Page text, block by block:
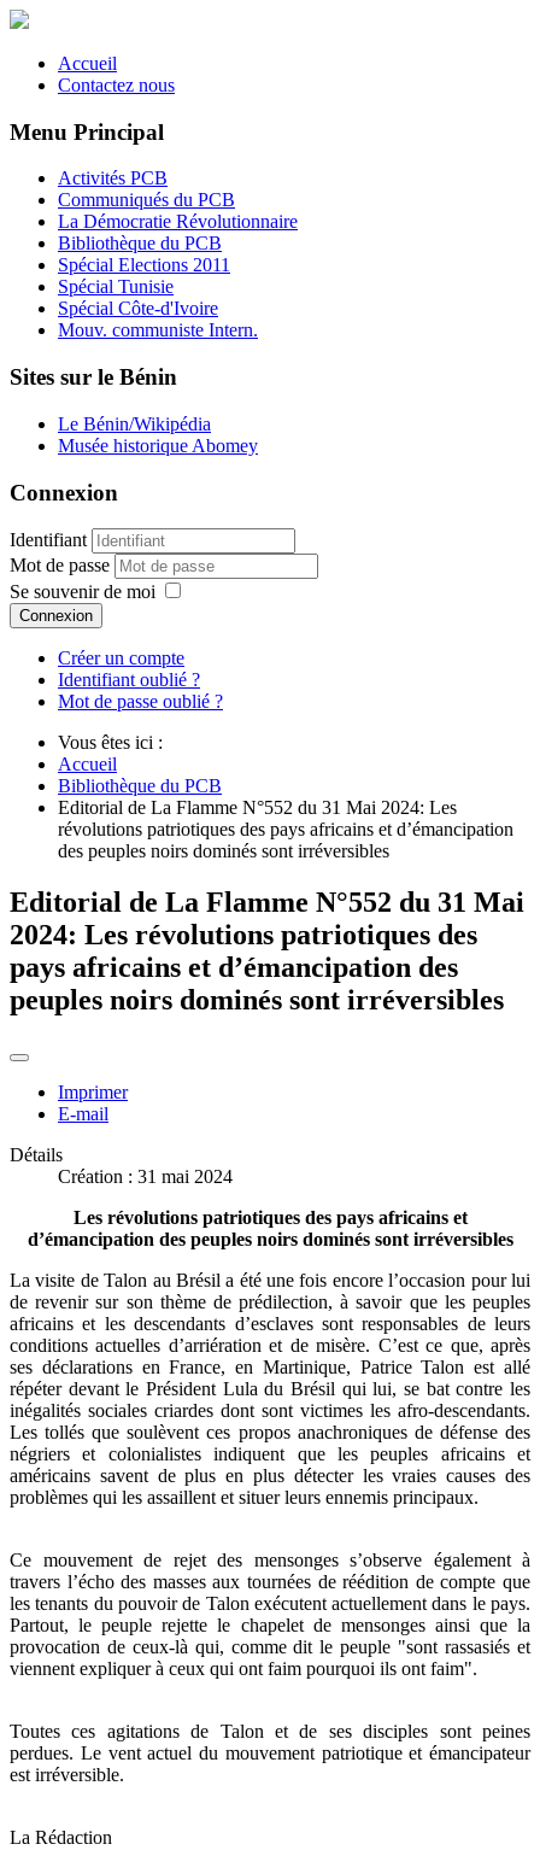
Accueil
Contactez nous
Menu Principal
Activités PCB
Communiqués du PCB
La Démocratie Révolutionnaire
Bibliothèque du PCB
Spécial Elections 2011
Spécial Tunisie
Spécial Côte-d'Ivoire
Mouv. communiste Intern.
Sites sur le Bénin
Le Bénin/Wikipédia
Musée historique Abomey
Connexion
Identifiant
Mot de passe
Se souvenir de moi
Connexion
Créer un compte
Identifiant oublié ?
Mot de passe oublié ?
Vous êtes ici :
Accueil
Bibliothèque du PCB
Editorial de La Flamme N°552 du 31 Mai 2024: Les
révolutions patriotiques des pays africains et d’émancipation
des peuples noirs dominés sont irréversibles
Editorial de La Flamme N°552 du 31 Mai
2024: Les révolutions patriotiques des
pays africains et d’émancipation des
peuples noirs dominés sont irréversibles
Imprimer
E-mail
Détails
Création : 31 mai 2024
Les révolutions patriotiques des pays africains et
d’émancipation des peuples noirs dominés sont irréversibles
La visite de Talon au Brésil a été une fois encore l’occasion pour lui
de revenir sur son thème de prédilection, à savoir que les peuples
africains et les descendants d’esclaves sont responsables de leurs
conditions actuelles d’arriération et de misère. C’est ce que, après
ses déclarations en France, en Martinique, Patrice Talon est allé
répéter devant le Président Lula du Brésil qui lui, se bat contre les
inégalités sociales criardes dont sont victimes les afro-descendants.
Les tollés que soulèvent ces propos anachroniques de défense des
négriers et colonialistes indiquent que les peuples africains et
américains savent de plus en plus détecter les vraies causes des
problèmes qui les assaillent et situer leurs ennemis principaux.
Ce mouvement de rejet des mensonges s’observe également à
travers l’écho des masses aux tournées de réédition de compte que
les tenants du pouvoir de Talon exécutent actuellement dans le pays.
Partout, le peuple rejette le chapelet de mensonges ainsi que la
provocation de ceux-là qui, comme dit le peuple "sont rassasiés et
viennent expliquer à ceux qui ont faim pourquoi ils ont faim".
Toutes ces agitations de Talon et de ses disciples sont peines
perdues. Le vent actuel du mouvement patriotique et émancipateur
est irréversible.
La Rédaction